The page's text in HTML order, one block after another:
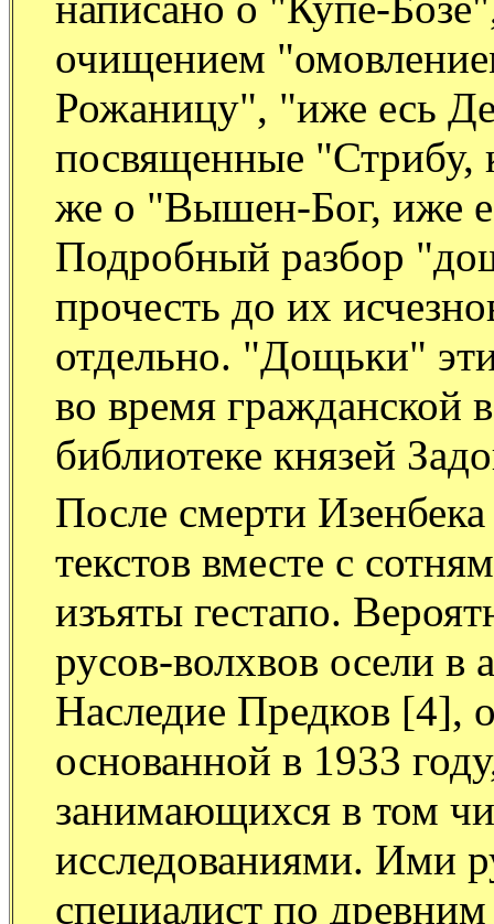
очищением
Рожаницу", "иже есь
посвященные "Стрибу,
же о "Вышен-Бог, иже
Подробный разбор
прочесть до их
отдельно. "Дощьки"
во время гражданской
библиотеке князей
После смерти
текстов вместе с
изъяты гестапо.
русов-волхвов осели
Наследие Предков [4],
основанной в 1933
занимающихся в том
исследованиями. Ими
специалист по